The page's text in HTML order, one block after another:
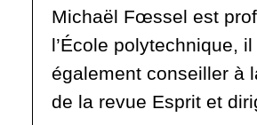
Michaël Fœssel est
l’École polytechnique,
également conseiller à
de la revue Esprit et